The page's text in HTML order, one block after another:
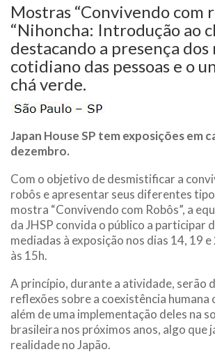
Mostras “Convivendo com
“Nihoncha: Introdução ao
destacando a presença dos
cotidiano das pessoas e o
chá verde.
Japan House SP tem exposições em
dezembro.
Com o objetivo de desmistificar a
robôs e apresentar seus diferentes
mostra “Convivendo com Robôs”, a
da JHSP convida o público a participar
mediadas à exposição nos dias 14, 19
às 15h.
A princípio, durante a atividade, serão
reflexões sobre a coexistência humana
além de uma implementação deles na
brasileira nos próximos anos, algo que
realidade no Japão.